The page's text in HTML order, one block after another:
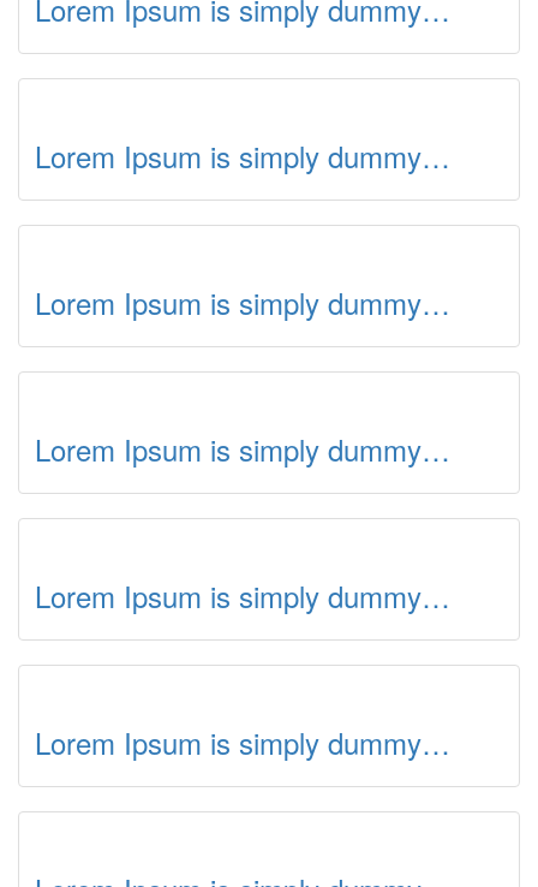
Lorem Ipsum is simply dummy…
Lorem Ipsum is simply dummy…
Lorem Ipsum is simply dummy…
Lorem Ipsum is simply dummy…
Lorem Ipsum is simply dummy…
Lorem Ipsum is simply dummy…